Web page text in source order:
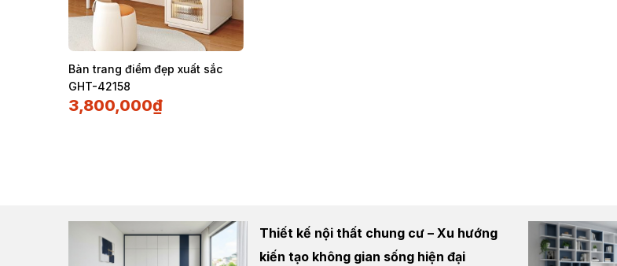
Bàn trang điểm đẹp xuất sắc
GHT-42158
3,800,000₫
Thiết kế nội thất chung cư – Xu hướng
kiến tạo không gian sống hiện đại